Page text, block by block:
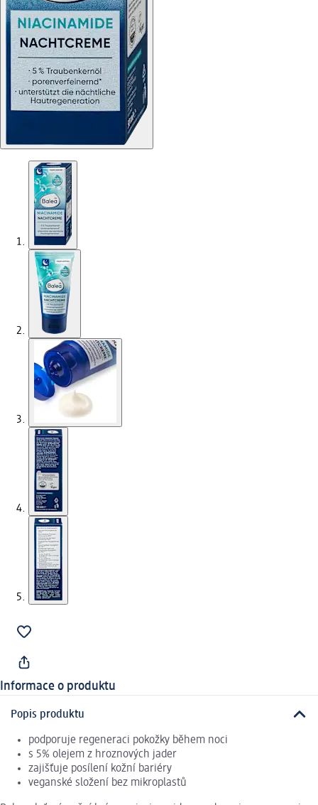
Informace o produktu
Popis produktu
podporuje regeneraci pokožky během noci
s 5% olejem z hroznových jader
zajišťuje posílení kožní bariéry
veganské složení bez mikroplastů